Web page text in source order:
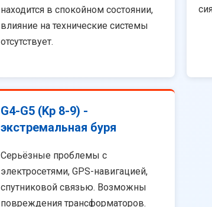
находится в спокойном состоянии,
влияние на технические системы
отсутствует.
G4-G5 (Kp 8-9) -
экстремальная буря
Серьёзные проблемы с
электросетями, GPS-навигацией,
спутниковой связью. Возможны
повреждения трансформаторов.